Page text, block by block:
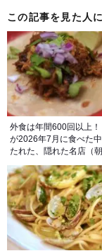
この記事を見た人
外食は年間600回以上
が2026年7月に食べた
たれた、隠れた名店（朝